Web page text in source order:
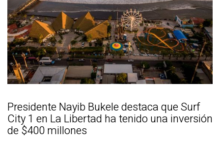
Presidente Nayib Bukele destaca que Surf
City 1 en La Libertad ha tenido una inversión
de $400 millones